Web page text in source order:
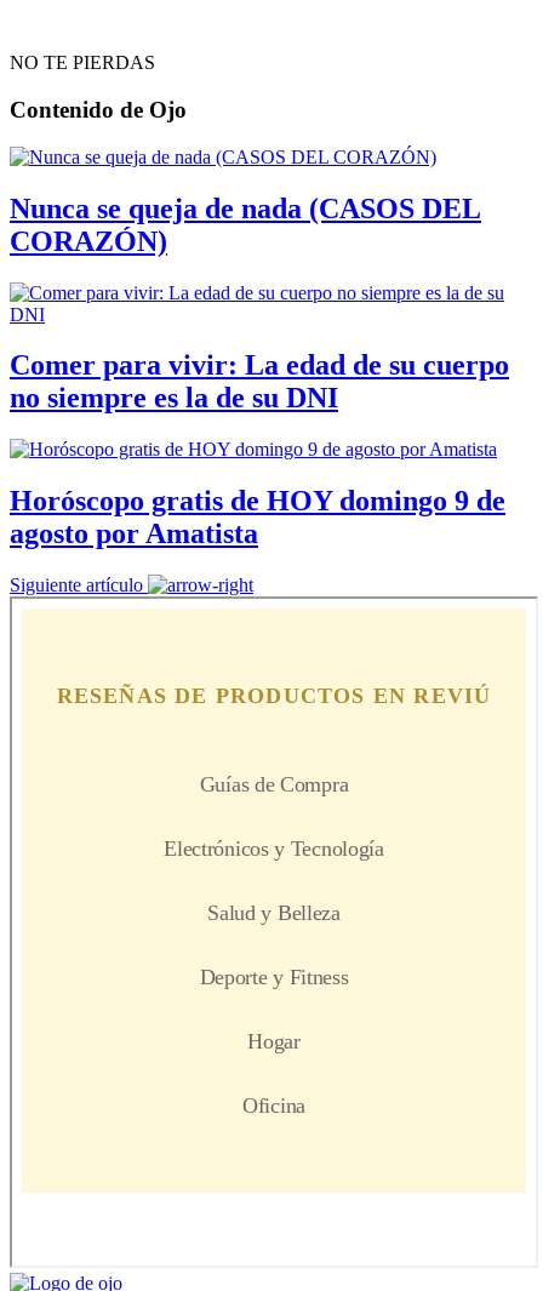
NO TE PIERDAS
Contenido de Ojo
Nunca se queja de nada (CASOS DEL
CORAZÓN)
Comer para vivir: La edad de su cuerpo
no siempre es la de su DNI
Horóscopo gratis de HOY domingo 9 de
agosto por Amatista
Siguiente artículo